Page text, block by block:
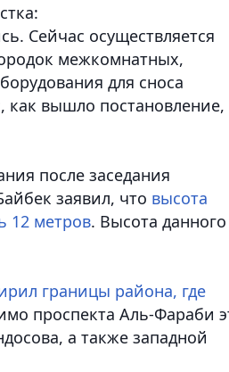
Сейчас осуществляется
межкомнатных,
для сноса
как вышло постановление,
после заседания
заявил, что высота
12 метров. Высота данного
границы района, где
проспекта Аль-Фараби
а также западной